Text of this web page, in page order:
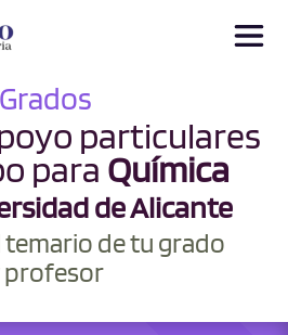
Grados
particulares
para Química
de Alicante
de tu grado
profesor